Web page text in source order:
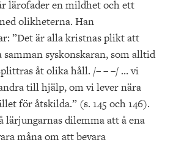
lärofader en mildhet och ett
olikheterna. Han
”Det är alla kristnas plikt att
syskonskaran, som alltid
åt olika håll. /– – –/ … vi
till hjälp, om vi lever nära
för åtskilda.” (s. 145 och 146).
lärjungarnas dilemma att å ena
måna om att bevara